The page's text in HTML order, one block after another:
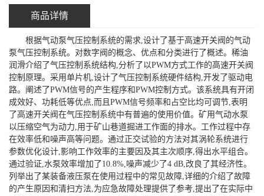
商品详情
根据气动泵气压控制系统的需求,设计了基于高速开关阀的气动
泵气压控制系统。对数字阀的概念、优点和分类进行了概述。稀油
润滑介绍了气压控制系统结构,分析了以PWM方式工作的高速开关阀
控制原理。采用单片机,设计了气压控制系统硬件结构,开发了驱动电
路。阐述了PWM信号的产生程序和PWM控制方式。该系统具有开闭
成效好、功耗低等优点,而且PWM信号频率和占空比均可调节,表明
了高速开关阀在气压控制系统中有普遍的使用价值。矿用气动水泵
以压缩空气为动力,用于矿山巷道掘进工作面的排水。工作过程中存
在效率低和噪声高等问题。通过正交试验的方法对其涡轮系统进行
参数优化设计,影响工作效率的主要因及其主次顺序,得出水平组合。
通过验证,水泵效率增加了10.8%,噪声减少了4 dB,改良了其经济性。
列举出了某装备液压泵在使用过程中的常见故障,详细的介绍了故障
的产生原因和清扫方法,为应急故障处理提供了参考,提出了在实际中